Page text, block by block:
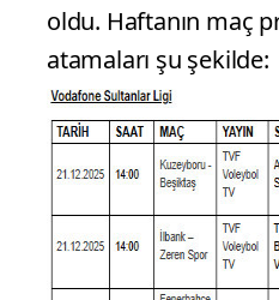
oldu. Haftanın maç
atamaları şu şekilde: